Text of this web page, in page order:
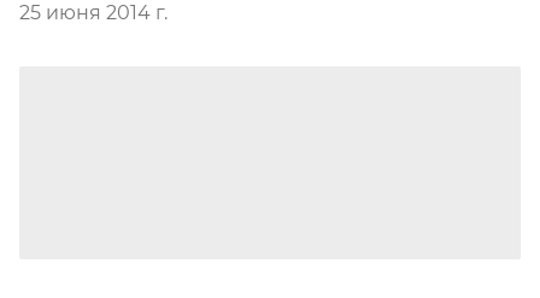
25 июня 2014 г.